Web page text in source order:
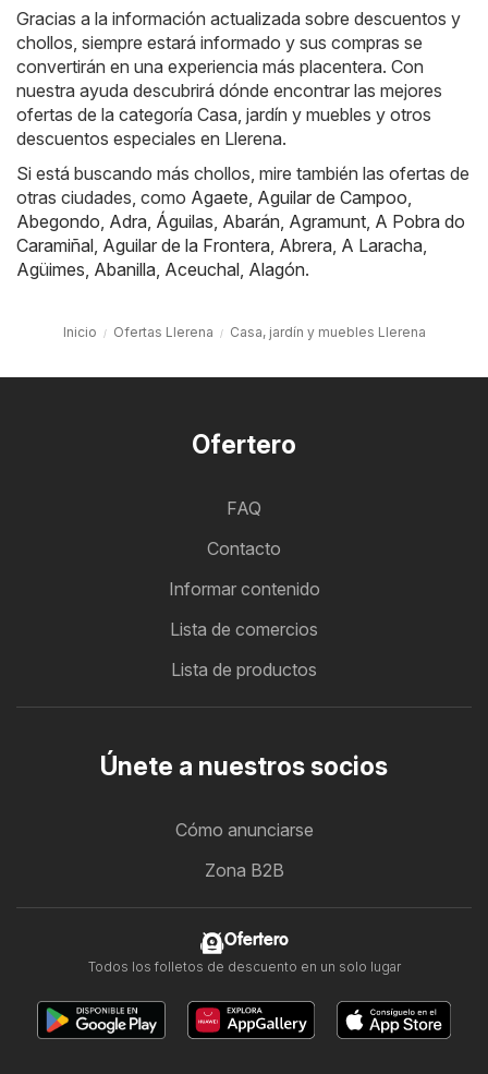
Gracias a la información actualizada sobre descuentos y
chollos, siempre estará informado y sus compras se
convertirán en una experiencia más placentera. Con
nuestra ayuda descubrirá dónde encontrar las mejores
ofertas de la categoría Casa, jardín y muebles y otros
descuentos especiales en Llerena.
Si está buscando más chollos, mire también las ofertas de
otras ciudades, como Agaete, Aguilar de Campoo,
Abegondo, Adra, Águilas, Abarán, Agramunt, A Pobra do
Caramiñal, Aguilar de la Frontera, Abrera, A Laracha,
Agüimes, Abanilla, Aceuchal, Alagón.
Inicio Ofertas Llerena Casa, jardín y muebles Llerena
Ofertero
FAQ
Contacto
Informar contenido
Lista de comercios
Lista de productos
Únete a nuestros socios
Cómo anunciarse
Zona B2B
Ofertero
Todos los folletos de descuento en un solo lugar